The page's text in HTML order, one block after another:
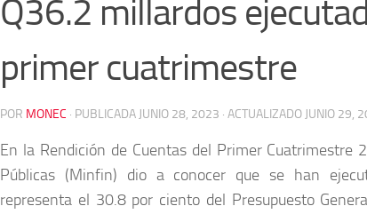
Q36.2 millardos
primer cuatrimestre
POR MONEC · PUBLICADA JUNIO 28, 2023 · ACTUALIZADO JUNIO 29,
En la Rendición de Cuentas del Primer Cuatrimestre
Públicas (Minfin) dio a conocer que se han
representa el 30.8 por ciento del Presupuesto